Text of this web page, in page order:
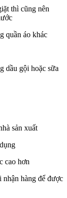
thì cũng nên
quần áo khác
dầu gội hoặc sữa
sản xuất
cao hơn
hàng để được